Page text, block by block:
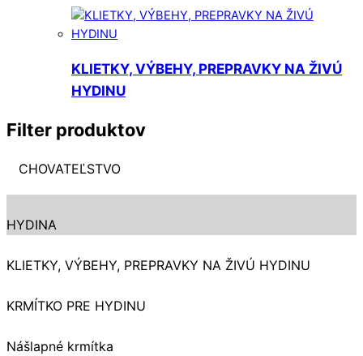
KLIETKY, VÝBEHY, PREPRAVKY NA ŽIVÚ
HYDINU
Filter produktov
CHOVATEĽSTVO
HYDINA
KLIETKY, VÝBEHY, PREPRAVKY NA ŽIVÚ HYDINU
KRMÍTKO PRE HYDINU
Nášlapné krmítka